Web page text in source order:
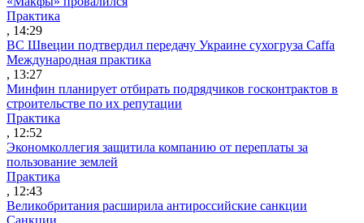
Практика
, 14:29
ВС Швеции подтвердил передачу Украине сухогруза Caffa
Международная практика
, 13:27
Минфин планирует отбирать подрядчиков госконтрактов в
строительстве по их репутации
Практика
, 12:52
Экономколлегия защитила компанию от переплаты за
пользование землей
Практика
, 12:43
Великобритания расширила антироссийские санкции
Санкции